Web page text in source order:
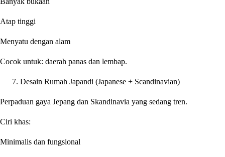
Atap tinggi
Menyatu dengan alam
Cocok untuk: daerah panas dan lembap.
Desain Rumah Japandi (Japanese + Scandinavian)
Perpaduan gaya Jepang dan Skandinavia yang sedang tren.
Ciri khas:
Minimalis dan fungsional